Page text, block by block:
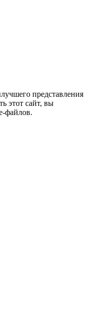
представления
этот сайт, вы
файлов.